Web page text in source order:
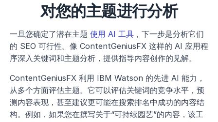
对您的主题进行分析
一旦您确定了潜在主题 使用 AI 工具 ，下一步是分析它们
的 SEO 可行性。像 ContentGeniusFX 这样的 AI 应用程
序深入关键词和主题分析，提供指导内容创作的见解。
ContentGeniusFX 利用 IBM Watson 的先进 AI 能力，
从多个方面评估主题。它可以评估关键词的竞争水平，预
测内容表现，甚至建议更可能在搜索排名中成功的内容结
构。例如，如果您在撰写关于“可持续园艺”的内容，该工